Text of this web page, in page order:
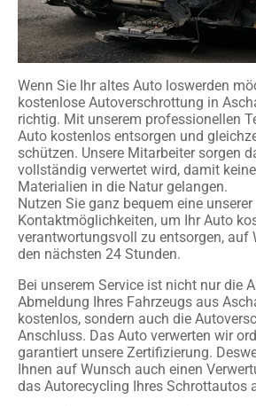
Wenn Sie Ihr altes Auto loswerden
kostenlose Autoverschrottung in
richtig. Mit unserem professionellen
Auto kostenlos entsorgen und
schützen. Unsere Mitarbeiter sorgen
vollständig verwertet wird, damit
Materialien in die Natur gelangen.
Nutzen Sie ganz bequem eine unserer
Kontaktmöglichkeiten, um Ihr Auto
verantwortungsvoll zu entsorgen, auf
den nächsten 24 Stunden.
Bei unserem Service ist nicht nur die
Abmeldung Ihres Fahrzeugs aus
kostenlos, sondern auch die
Anschluss. Das Auto verwerten wir
garantiert unsere Zertifizierung.
Ihnen auf Wunsch auch einen
das Autorecycling Ihres Schrottautos